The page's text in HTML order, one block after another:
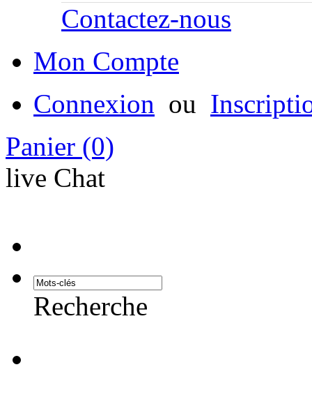
Contactez-nous
Mon Compte
Connexion ou
Panier (0)
live Chat
Recherche